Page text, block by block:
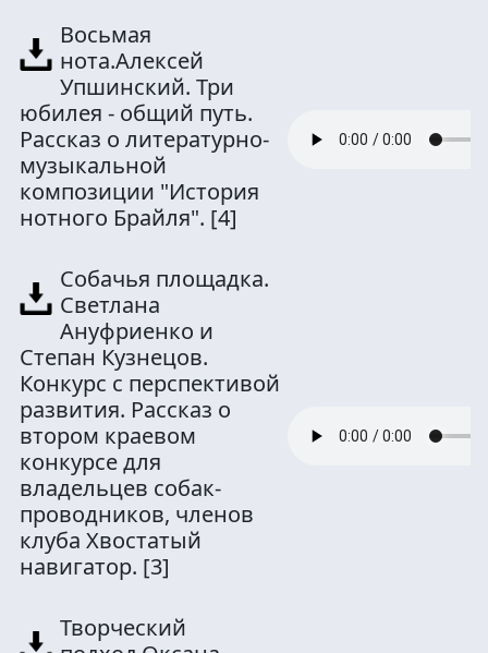
Восьмая
нота.Алексей
Упшинский. Три
юбилея - общий путь.
Рассказ о литературно-
музыкальной
композиции "История
нотного Брайля". [4]
Собачья площадка.
Светлана
Ануфриенко и
Степан Кузнецов.
Конкурс с перспективой
развития. Рассказ о
втором краевом
конкурсе для
владельцев собак-
проводников, членов
клуба Хвостатый
навигатор. [3]
Творческий